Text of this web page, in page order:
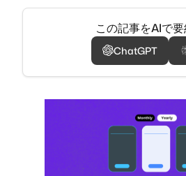
この記事をAIで
ChatGPT